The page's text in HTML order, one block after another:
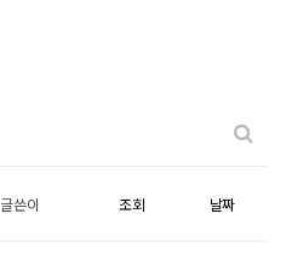
글쓴이 조회 날짜